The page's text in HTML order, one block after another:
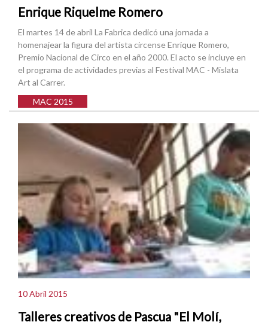
Enrique Riquelme Romero
El martes 14 de abril La Fabrica dedicó una jornada a
homenajear la figura del artista circense Enrique Romero,
Premio Nacional de Circo en el año 2000. El acto se incluye en
el programa de actividades previas al Festival MAC - Mislata
Art al Carrer.
MAC 2015
10 Abril 2015
Talleres creativos de Pascua "El Molí,